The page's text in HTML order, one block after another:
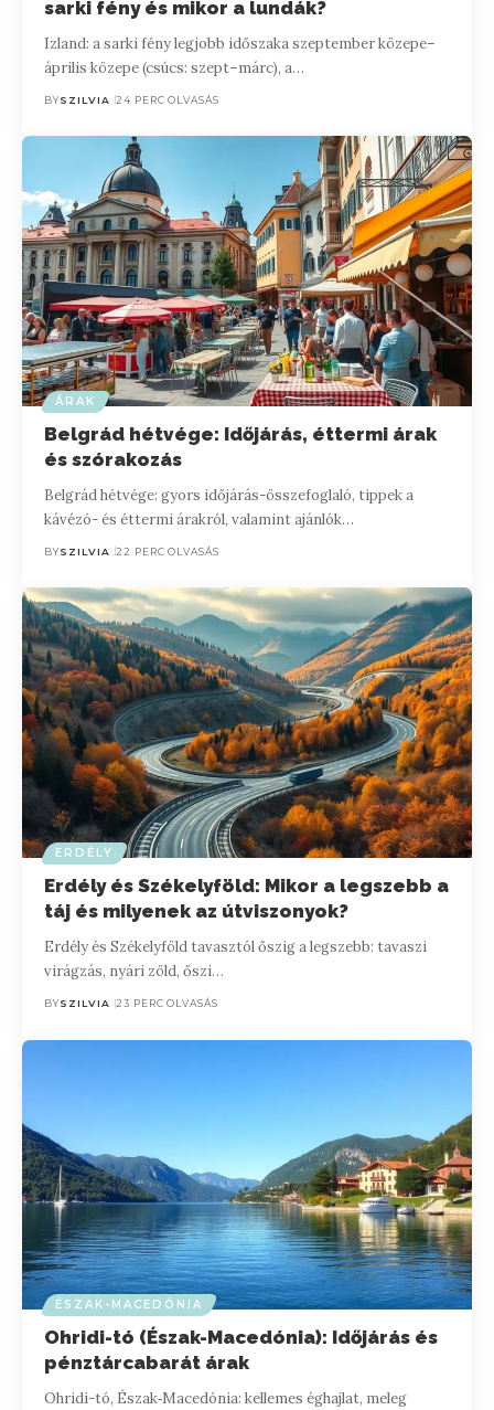
sarki fény és mikor a lundák?
Izland: a sarki fény legjobb időszaka szeptember közepe–
április közepe (csúcs: szept–márc), a…
BYSZILVIA 24 PERC OLVASÁS
ÁRAK
Belgrád hétvége: Időjárás, éttermi árak
és szórakozás
Belgrád hétvége: gyors időjárás-összefoglaló, tippek a
kávézó- és éttermi árakról, valamint ajánlók…
BYSZILVIA 22 PERC OLVASÁS
ERDÉLY
Erdély és Székelyföld: Mikor a legszebb a
táj és milyenek az útviszonyok?
Erdély és Székelyföld tavasztól őszig a legszebb: tavaszi
virágzás, nyári zöld, őszi…
BYSZILVIA 23 PERC OLVASÁS
ÉSZAK-MACEDÓNIA
Ohridi-tó (Észak-Macedónia): Időjárás és
pénztárcabarát árak
Ohridi-tó, Észak‑Macedónia: kellemes éghajlat, meleg